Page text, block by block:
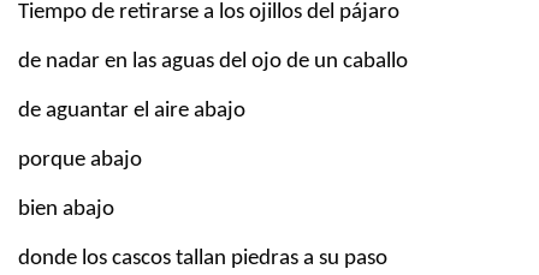
Tiempo de retirarse a los ojillos del pájaro
de nadar en las aguas del ojo de un caballo
de aguantar el aire abajo
porque abajo
bien abajo
donde los cascos tallan piedras a su paso